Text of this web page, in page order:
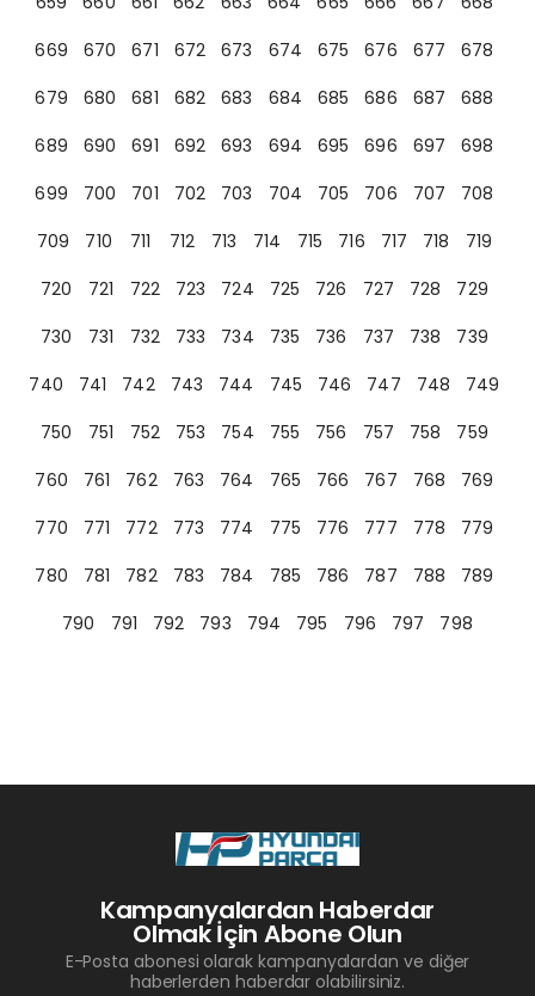
669
670 671 672 673 674 675 676 677
678
679
680 681 682 683 684 685 686 687
688
689
690 691 692 693 694 695 696 697
698
699
700 701 702 703 704 705 706 707
708
709
710 711 712 713 714 715 716 717 718
719
720
721 722 723 724 725 726 727 728
729
730
731 732 733 734 735 736 737 738
739
740
741 742 743 744 745 746 747 748
749
750
751 752 753 754 755 756 757 758
759
760
761 762 763 764 765 766 767 768
769
770
771 772 773 774 775 776 777 778
779
780
781 782 783 784 785 786 787 788
789
790
791 792 793 794 795 796 797 798
Kampanyalardan Haberdar
Olmak İçin Abone Olun
E-Posta abonesi olarak kampanyalardan ve diğer
haberlerden haberdar olabilirsiniz.